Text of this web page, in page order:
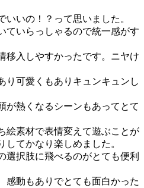
いいの！？って思いました。
ていらっしゃるので統一感がす
移入しやすかったです。ニヤけ
り可愛くもありキュンキュンし
が熱くなるシーンもあってとて
絵素材で表情変えて遊ぶことが
てかなり楽しめました。
選択肢に飛べるのがとても便利
感動もありでとても面白かった